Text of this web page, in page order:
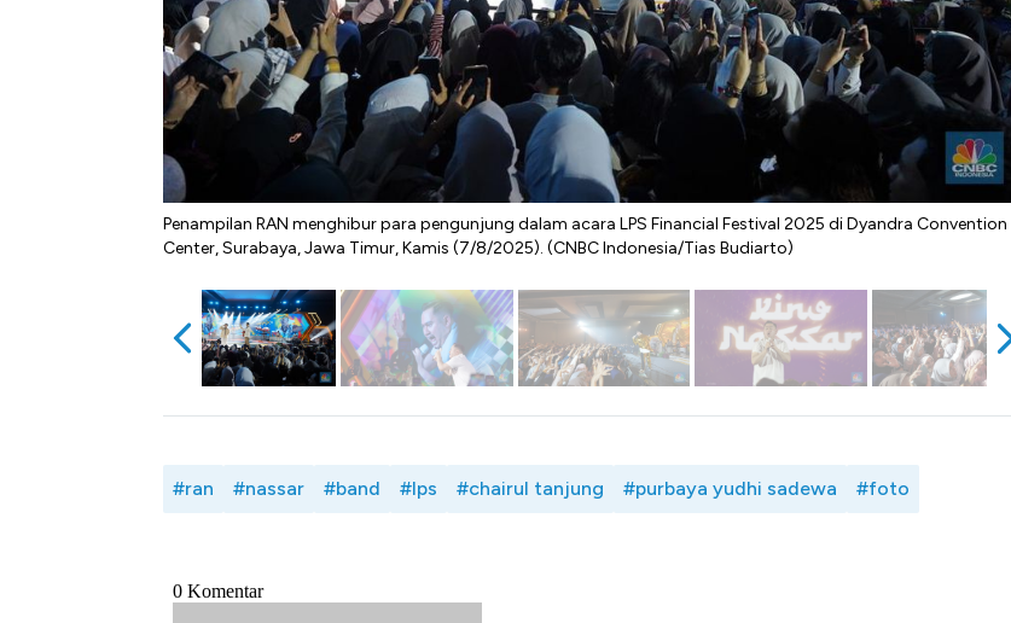
Penampilan RAN menghibur para pengunjung dalam acara LPS Financial Festival 2025 di Dyandra Convention
Center, Surabaya, Jawa Timur, Kamis (7/8/2025). (CNBC Indonesia/Tias Budiarto)
#ran #nassar #band #lps #chairul tanjung #purbaya yudhi sadewa #foto